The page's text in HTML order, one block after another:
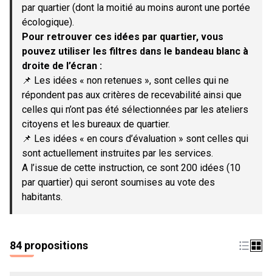
par quartier (dont la moitié au moins auront une portée
écologique).
Pour retrouver ces idées par quartier, vous
pouvez utiliser les filtres dans le bandeau blanc à
droite de l’écran :
📌 Les idées « non retenues », sont celles qui ne
répondent pas aux critères de recevabilité ainsi que
celles qui n’ont pas été sélectionnées par les ateliers
citoyens et les bureaux de quartier.
📌 Les idées « en cours d’évaluation » sont celles qui
sont actuellement instruites par les services.
A l’issue de cette instruction, ce sont 200 idées (10
par quartier) qui seront soumises au vote des
habitants.
84 propositions